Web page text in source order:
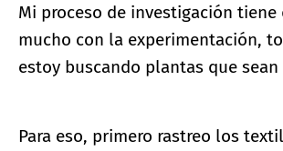
Mi proceso de investigación tiene
mucho con la experimentación,
estoy buscando plantas que
Para eso, primero rastreo los